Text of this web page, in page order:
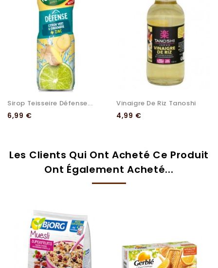
Sirop Teisseire Défense...
Prix
6,99 €
Vinaigre De Riz Tanoshi
Prix
4,99 €
Les Clients Qui Ont Acheté Ce Produit
Ont Également Acheté...